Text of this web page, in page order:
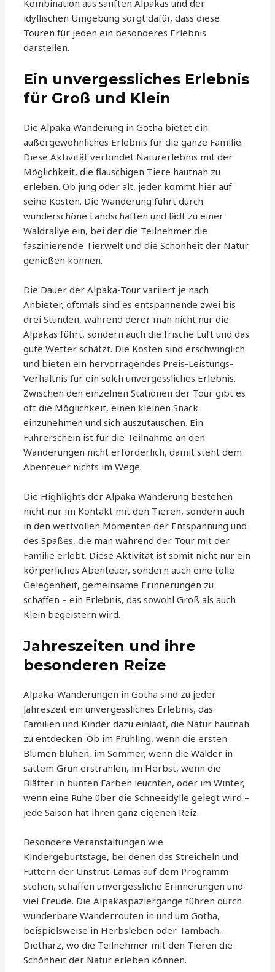
Kombination aus sanften Alpakas und der
idyllischen Umgebung sorgt dafür, dass diese
Touren für jeden ein besonderes Erlebnis
darstellen.
Ein unvergessliches Erlebnis
für Groß und Klein
Die Alpaka Wanderung in Gotha bietet ein
außergewöhnliches Erlebnis für die ganze Familie.
Diese Aktivität verbindet Naturerlebnis mit der
Möglichkeit, die flauschigen Tiere hautnah zu
erleben. Ob jung oder alt, jeder kommt hier auf
seine Kosten. Die Wanderung führt durch
wunderschöne Landschaften und lädt zu einer
Waldrallye ein, bei der die Teilnehmer die
faszinierende Tierwelt und die Schönheit der Natur
genießen können.
Die Dauer der Alpaka-Tour variiert je nach
Anbieter, oftmals sind es entspannende zwei bis
drei Stunden, während derer man nicht nur die
Alpakas führt, sondern auch die frische Luft und das
gute Wetter schätzt. Die Kosten sind erschwinglich
und bieten ein hervorragendes Preis-Leistungs-
Verhältnis für ein solch unvergessliches Erlebnis.
Zwischen den einzelnen Stationen der Tour gibt es
oft die Möglichkeit, einen kleinen Snack
einzunehmen und sich auszutauschen. Ein
Führerschein ist für die Teilnahme an den
Wanderungen nicht erforderlich, damit steht dem
Abenteuer nichts im Wege.
Die Highlights der Alpaka Wanderung bestehen
nicht nur im Kontakt mit den Tieren, sondern auch
in den wertvollen Momenten der Entspannung und
des Spaßes, die man während der Tour mit der
Familie erlebt. Diese Aktivität ist somit nicht nur ein
körperliches Abenteuer, sondern auch eine tolle
Gelegenheit, gemeinsame Erinnerungen zu
schaffen – ein Erlebnis, das sowohl Groß als auch
Klein begeistern wird.
Jahreszeiten und ihre
besonderen Reize
Alpaka-Wanderungen in Gotha sind zu jeder
Jahreszeit ein unvergessliches Erlebnis, das
Familien und Kinder dazu einlädt, die Natur hautnah
zu entdecken. Ob im Frühling, wenn die ersten
Blumen blühen, im Sommer, wenn die Wälder in
sattem Grün erstrahlen, im Herbst, wenn die
Blätter in bunten Farben leuchten, oder im Winter,
wenn eine Ruhe über die Schneeidylle gelegt wird –
jede Saison hat ihren ganz eigenen Reiz.
Besondere Veranstaltungen wie
Kindergeburtstage, bei denen das Streicheln und
Füttern der Unstrut-Lamas auf dem Programm
stehen, schaffen unvergessliche Erinnerungen und
viel Freude. Die Alpakaspaziergänge führen durch
wunderbare Wanderrouten in und um Gotha,
beispielsweise in Herbsleben oder Tambach-
Dietharz, wo die Teilnehmer mit den Tieren die
Schönheit der Natur erleben können.